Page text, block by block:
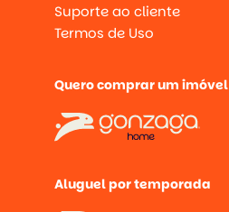
Suporte ao cliente
Termos de Uso
Quero comprar um imóvel
Aluguel por temporada